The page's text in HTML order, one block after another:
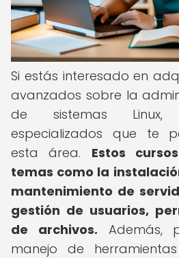
Si estás interesado en
avanzados sobre la
de sistemas Linux,
especializados que te
esta área. Estos
temas como la
mantenimiento de
gestión de usuarios,
de archivos. Además,
manejo de